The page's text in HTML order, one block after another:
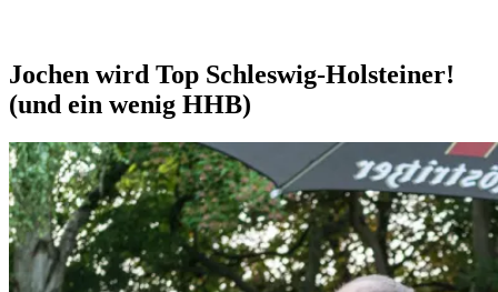
Jochen wird Top Schleswig-Holsteiner!
(und ein wenig HHB)